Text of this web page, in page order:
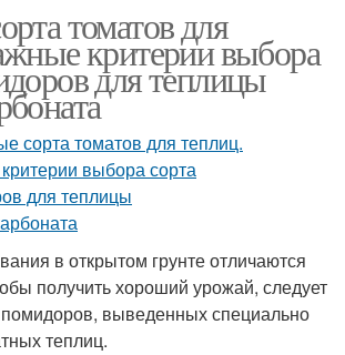
томатов для
критерии выбора
для теплицы
в открытом грунте отличаются
получить хороший урожай, следует
помидоров, выведенных специально
теплиц.